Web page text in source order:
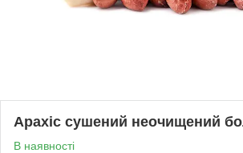
Арахіс сушений неочищений
В наявності